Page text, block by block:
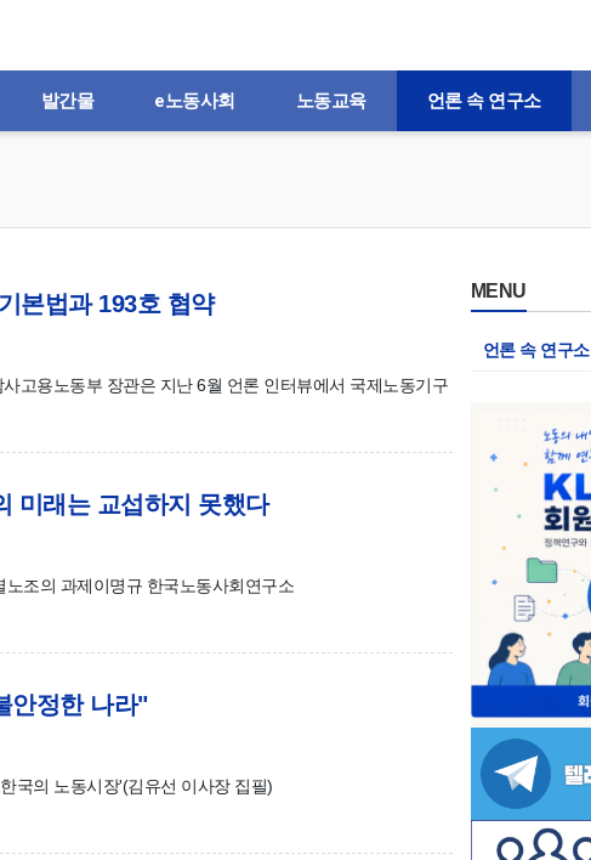
발간물 e노동사회 노동교육 언론 속 연구소
본법과 193호 협약
고용노동부 장관은 지난 6월 언론 인터뷰에서 국제노동기구
미래는 교섭하지 못했다
조의 과제이명규 한국노동사회연구소
안정한 나라"
국의 노동시장'(김유선 이사장 집필)
MENU
언론 속 연구소